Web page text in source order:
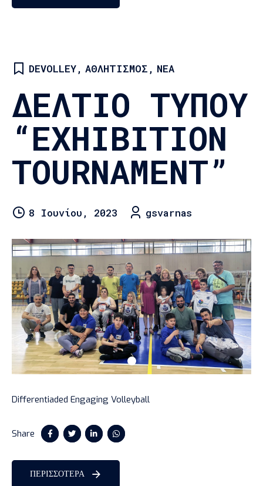
DEVOLLEY, ΑΘΛΗΤΙΣΜΌΣ , ΝΈΑ
ΔΕΛΤΙΟ ΤΥΠΟΥ
“EXHIBITION
TOURNAMENT”
8 Ιουνίου, 2023 gsvarnas
Differentiaded Engaging Volleyball
Share
ΠΕΡΙΣΣΟΤΕΡΑ